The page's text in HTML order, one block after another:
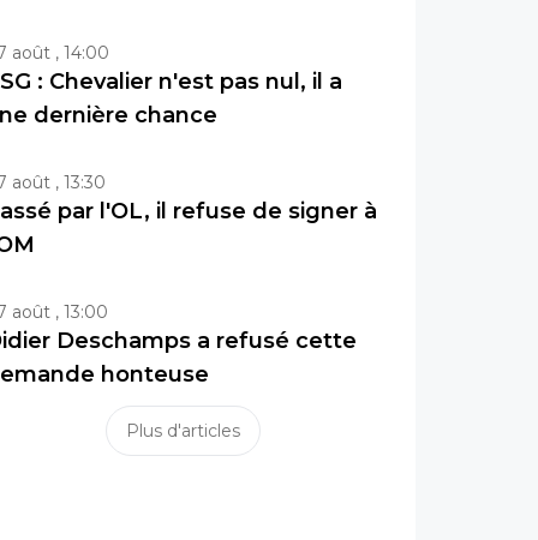
août , 14:00
: Chevalier n'est pas nul, il a
dernière chance
août , 13:30
par l'OL, il refuse de signer à
août , 13:00
Deschamps a refusé cette
honteuse
Plus d'articles